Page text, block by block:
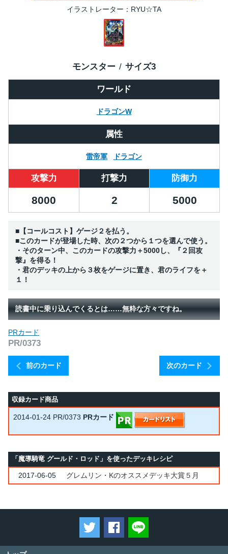
イラストレーター RYU☆TA
ワールド
ドラゴンW
モンスター サイズ3
属性
雷帝軍 ドラゴン
攻撃力 打撃力 防御力
8000 2 5000
■【コールコスト】ゲージ２を払う。
■このカードが登場した時、次の２つから１つを選んで使う。
・そのターン中、このカードの攻撃力＋5000し、『２回攻
撃』を得る！
・君のデッキの上から３枚をゲージに置き、君のライフを＋
１！
読書中に乗り込んでくるとは……無粋な方々ですね。
前のカード
PRカード
PR/0373
次のカード
収録カード商品
2014-01-24 PR/0373 PRカード
「魔導騎竜 グールド・ロッド」を使ったデッキレシピ
2017-06-05 グレムリン・Kのオススメデッキ大賞５月
ツイートするFacebookでシェアする